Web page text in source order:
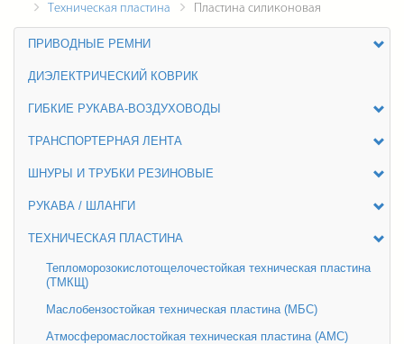
Техническая пластина
Пластина силиконовая
ПРИВОДНЫЕ РЕМНИ
ДИЭЛЕКТРИЧЕСКИЙ КОВРИК
ГИБКИЕ РУКАВА-ВОЗДУХОВОДЫ
ТРАНСПОРТЕРНАЯ ЛЕНТА
ШНУРЫ И ТРУБКИ РЕЗИНОВЫЕ
РУКАВА / ШЛАНГИ
ТЕХНИЧЕСКАЯ ПЛАСТИНА
Тепломорозокислотощелочестойкая техническая пластина
(ТМКЩ)
Маслобензостойкая техническая пластина (МБС)
Атмосферомаслостойкая техническая пластина (АМС)